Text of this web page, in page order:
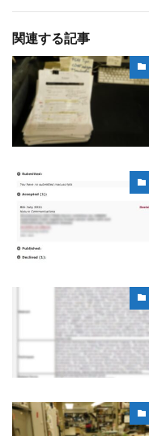
関連する記事